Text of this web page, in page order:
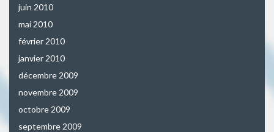
juin 2010
mai 2010
février 2010
janvier 2010
décembre 2009
novembre 2009
octobre 2009
septembre 2009